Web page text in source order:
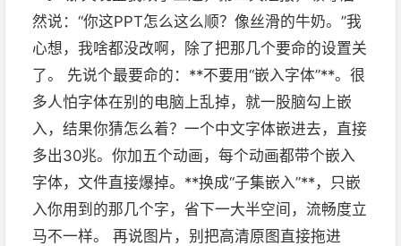
然说：“你这PPT怎么这么顺？像丝滑的牛奶。”我
心想，我啥都没改啊，除了把那几个要命的设置关
了。 先说个最要命的：**不要用“嵌入字体”**。很
多人怕字体在别的电脑上乱掉，就一股脑勾上嵌
入，结果你猜怎么着？一个中文字体嵌进去，直接
多出30兆。你加五个动画，每个动画都带个嵌入
字体，文件直接爆掉。**换成“子集嵌入”**，只嵌
入你用到的那几个字，省下一大半空间，流畅度立
马不一样。 再说图片，别把高清原图直接拖进